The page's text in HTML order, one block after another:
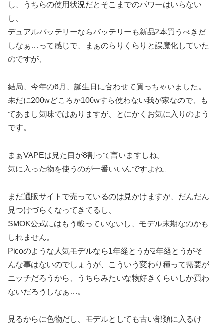
し、うちらの使用状況だとそこまでのパワーはいらない
し、
デュアルバッテリーならバッテリーも新品2本買うべきだ
しなぁ…って感じで、まぁのらりくらりと誤魔化していた
のですが、
結局、今年の6月、誕生日に合わせて買っちゃいました。
未だに200wどころか100wすら使わない我が家なので、も
てあまし気味ではありますが、とにかくお気に入りのよう
です。
まぁVAPEは見た目が8割って言いますしね。
気に入った物を使うのが一番いいんですよね。
まだ通販サイトで売っているのは見かけますが、だんだん
見つけづらくなってきてるし、
SMOK公式にはもう載っていないし、モデル末期なのかも
しれません。
Picoのような人気モデルなら1年経とうが2年経とうがそ
んな事はないのでしょうが、こういう変わり種って需要が
ニッチだろうから、うちらみたいな物好きくらいしか買わ
ないだろうしなぁ…。
見るからに色物だし、モデルとしても古い部類に入るけ